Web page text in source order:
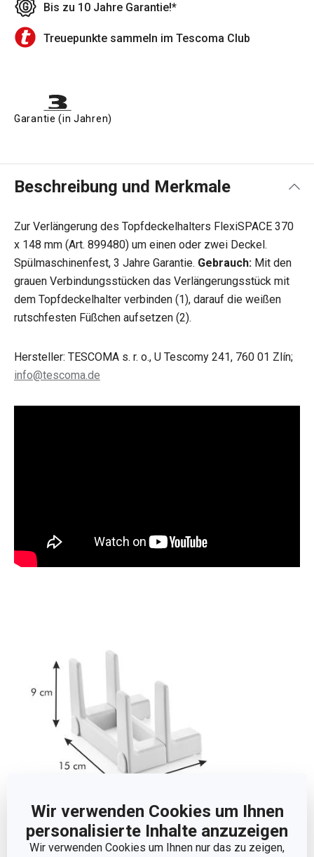
Wir verwenden Cookies um Ihnen
personalisierte Inhalte anzuzeigen
Wir verwenden Cookies um Ihnen nur das zu zeigen,
Bis zu 10 Jahre Garantie!*
Treuepunkte sammeln im Tescoma Club
Garantie (in Jahren)
Beschreibung und Merkmale
Zur Verlängerung des Topfdeckelhalters FlexiSPACE 370
x 148 mm (Art. 899480) um einen oder zwei Deckel.
Spülmaschinenfest, 3 Jahre Garantie. Gebrauch: Mit den
grauen Verbindungsstücken das Verlängerungsstück mit
dem Topfdeckelhalter verbinden (1), darauf die weißen
rutschfesten Füßchen aufsetzen (2).
Hersteller: TESCOMA s. r. o., U Tescomy 241, 760 01 Zlín;
info@tescoma.de
Abmessungen